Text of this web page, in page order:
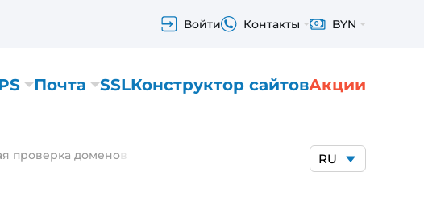
Войти Контакты BYN
Почта SSLКонструктор сайтовАкции
проверка доменов